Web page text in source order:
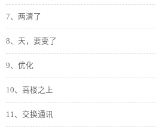
7、两清了
8、天，要变了
9、优化
10、高楼之上
11、交换通讯